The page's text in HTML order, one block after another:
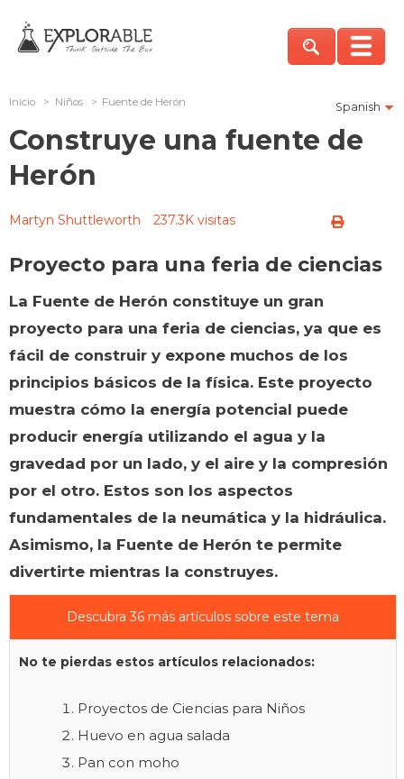
Spanish
Inicio > Niños > Fuente de Herón
Construye una fuente de
Herón
Martyn Shuttleworth 237.3K visitas
Proyecto para una feria de ciencias
La Fuente de Herón constituye un gran
proyecto para una feria de ciencias, ya que es
fácil de construir y expone muchos de los
principios básicos de la física. Este proyecto
muestra cómo la energía potencial puede
producir energía utilizando el agua y la
gravedad por un lado, y el aire y la compresión
por el otro. Estos son los aspectos
fundamentales de la neumática y la hidráulica.
Asimismo, la Fuente de Herón te permite
divertirte mientras la construyes.
Descubra 36 más artículos sobre este tema
No te pierdas estos artículos relacionados:
Proyectos de Ciencias para Niños
Huevo en agua salada
Pan con moho